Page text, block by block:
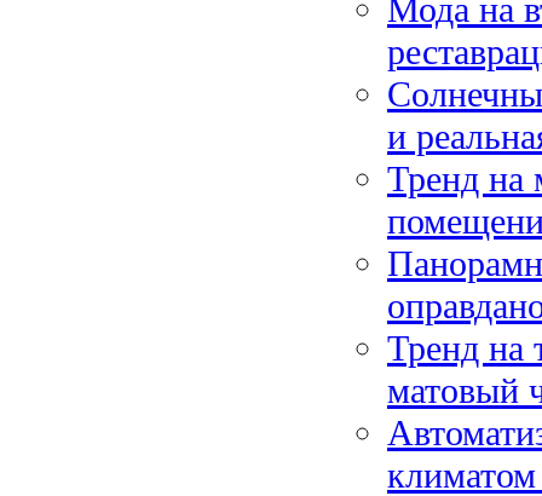
Мода на
и
Тренд на
Тренд на
матовый